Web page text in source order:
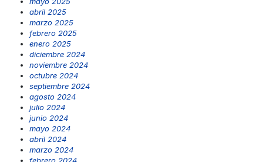
abril 2025
marzo 2025
febrero 2025
enero 2025
diciembre 2024
noviembre 2024
octubre 2024
septiembre 2024
agosto 2024
julio 2024
junio 2024
mayo 2024
abril 2024
marzo 2024